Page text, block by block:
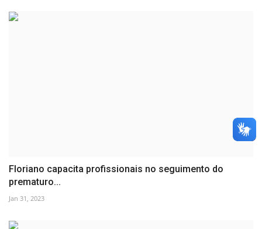
Floriano capacita profissionais no seguimento do
prematuro...
Jan 31, 2023